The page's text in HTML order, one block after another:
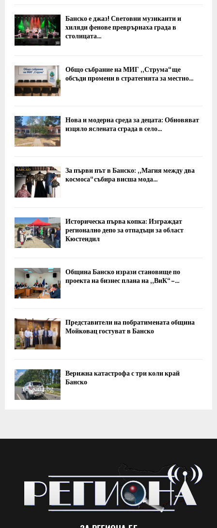
Банско е джаз! Световни музиканти и
хиляди фенове преврърнаха града в
столицата...
Общо събрание на МИГ „Струма“ ще
обсъди промени в стратегията за местно...
Нова и модерна среда за децата: Обновяват
изцяло яслената сграда в село...
За първи път в Банско: „Магия между два
космоса“ събира висша мода...
Историческа първа копка: Изграждат
регионално депо за отпадъци за област
Кюстендил
Община Банско изрази становище по
проекта на бизнес плана на „ВиК“ –...
Представители на побратимената община
Мойковац гостуват в Банско
Верижна катастрофа с три коли край
Банско